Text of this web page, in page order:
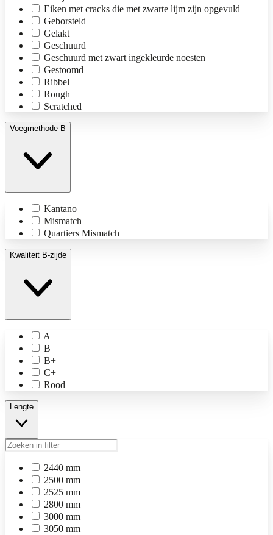
Eiken met cracks die met zwarte lijm zijn opgevuld
Geborsteld
Gelakt
Geschuurd
Geschuurd met zwart ingekleurde noesten
Gestoomd
Ribbel
Rough
Scratched
Voegmethode B
Kantano
Mismatch
Quartiers Mismatch
Kwaliteit B-zijde
A
B
B+
C+
Rood
Lengte
2440 mm
2500 mm
2525 mm
2800 mm
3000 mm
3050 mm